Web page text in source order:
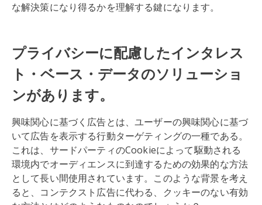
な解決策になり得るかを理解する鍵になります。
プライバシーに配慮したインタレス
ト・ベース・データのソリューショ
ンがあります。
興味関心に基づく広告とは、ユーザーの興味関心に基づ
いて広告を表示する行動ターゲティングの一種である。
これは、サードパーティのCookieによって駆動される
環境内でオーディエンスに到達するための効果的な方法
として長い間使用されています。このような背景を考え
ると、コンテクスト広告に代わる、クッキーのない有効